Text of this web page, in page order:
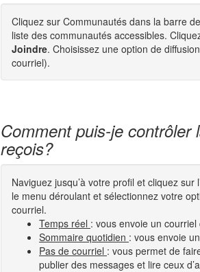
Cliquez sur Communautés dans la barre
liste des communautés accessibles.
Joindre. Choisissez une option de
courriel).
Comment puis-je
reçois?
Naviguez jusqu’à votre profil et cliquez sur
le menu déroulant et sélectionnez votre
courriel.
Temps réel : vous envoie un
Sommaire quotidien : vous envoie
Pas de courriel : vous permet de
publier des messages et lire ceux